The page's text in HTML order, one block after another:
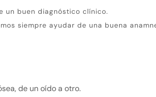
un buen diagnóstico clínico.
siempre ayudar de una buena
de un oído a otro.